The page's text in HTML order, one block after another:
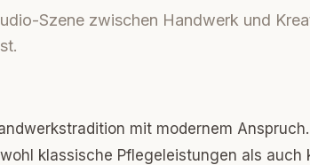
Szene zwischen Handwerk und
mit modernem
klassische Pflegeleistungen als auch